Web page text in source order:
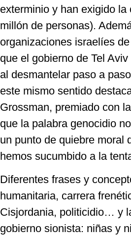
exterminio y han exigido
millón de personas).
organizaciones israelíes
que el gobierno de Tel
al desmantelar paso a
este mismo sentido
Grossman, premiado con
que la palabra genocidio
un punto de quiebre moral
hemos sucumbido a la
Diferentes frases y
humanitaria, carrera
Cisjordania, politicidio… y
gobierno sionista: niñas y